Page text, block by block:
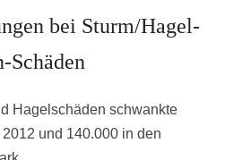
bei Sturm/Hagel-
Schäden
Hagelschäden schwankte
und 140.000 in den